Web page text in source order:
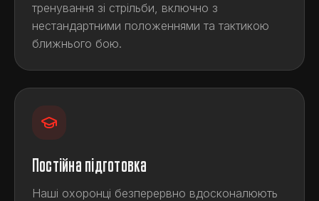
тренування зі стрільби, включно з
нестандартними положеннями та тактикою
ближнього бою.
Постійна підготовка
Наші охоронці безперервно вдосконалюють